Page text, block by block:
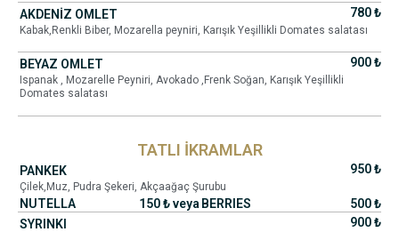
AKDENİZ OMLET 780 ₺
Kabak,Renkli Biber, Mozarella peyniri, Karışık Yeşillikli Domates salatası
BEYAZ OMLET 900 ₺
Ispanak , Mozarelle Peyniri, Avokado ,Frenk Soğan, Karışık Yeşillikli
Domates salatası
TATLI İKRAMLAR
PANKEK 950 ₺
Çilek,Muz, Pudra Şekeri, Akçaağaç Şurubu
NUTELLA 150 ₺ veya BERRIES
500 ₺
SYRINKI
900 ₺